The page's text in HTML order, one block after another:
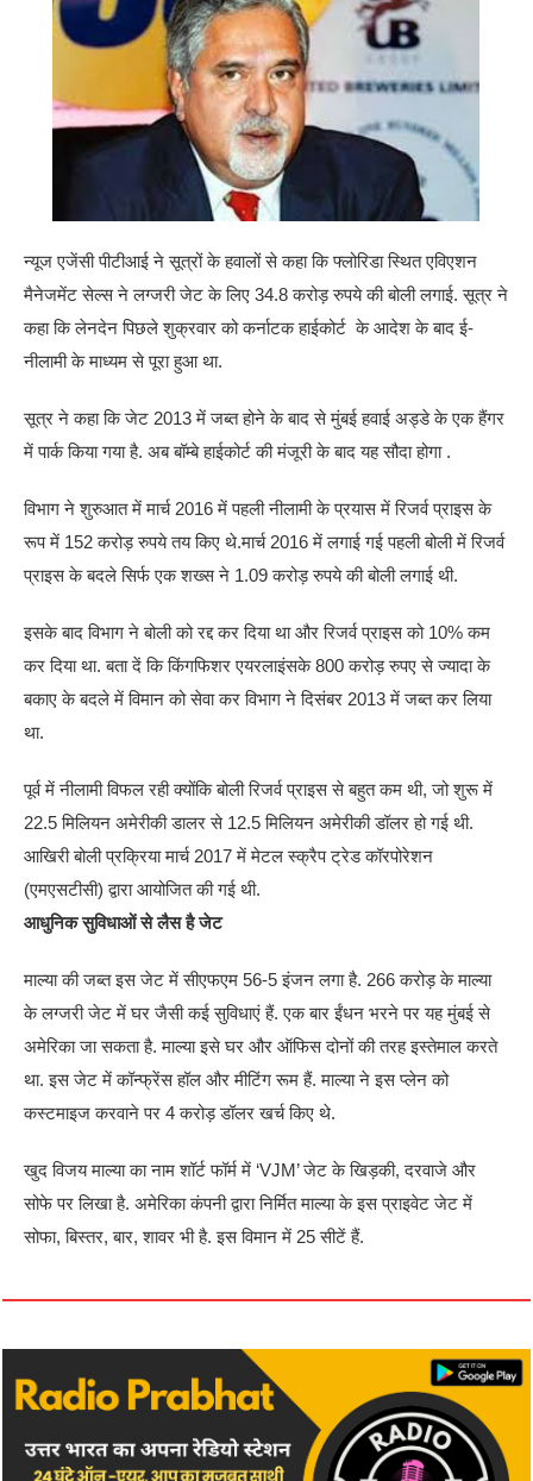
न्यूज एजेंसी पीटीआई ने सूत्रों के हवालों से कहा कि फ्लोरिडा स्थित एविएशन
मैनेजमेंट सेल्स ने लग्जरी जेट के लिए 34.8 करोड़ रुपये की बोली लगाई. सूत्र ने
कहा कि लेनदेन पिछले शुक्रवार को कर्नाटक हाईकोर्ट के आदेश के बाद ई-
नीलामी के माध्यम से पूरा हुआ था.
सूत्र ने कहा कि जेट 2013 में जब्त होने के बाद से मुंबई हवाई अड्डे के एक हैंगर
में पार्क किया गया है. अब बॉम्बे हाईकोर्ट की मंजूरी के बाद यह सौदा होगा .
विभाग ने शुरुआत में मार्च 2016 में पहली नीलामी के प्रयास में रिजर्व प्राइस के
रूप में 152 करोड़ रुपये तय किए थे.मार्च 2016 में लगाई गई पहली बोली में रिजर्व
प्राइस के बदले सिर्फ एक शख्स ने 1.09 करोड़ रुपये की बोली लगाई थी.
इसके बाद विभाग ने बोली को रद्द कर दिया था और रिजर्व प्राइस को 10% कम
कर दिया था. बता दें कि किंगफिशर एयरलाइंसके 800 करोड़ रुपए से ज्यादा के
बकाए के बदले में विमान को सेवा कर विभाग ने दिसंबर 2013 में जब्त कर लिया
था.
पूर्व में नीलामी विफल रही क्योंकि बोली रिजर्व प्राइस से बहुत कम थी, जो शुरू में
22.5 मिलियन अमेरीकी डालर से 12.5 मिलियन अमेरीकी डॉलर हो गई थी.
आखिरी बोली प्रक्रिया मार्च 2017 में मेटल स्क्रैप ट्रेड कॉरपोरेशन
(एमएसटीसी) द्वारा आयोजित की गई थी.
आधुनिक सुविधाओं से लैस है जेट
माल्या की जब्त इस जेट में सीएफएम 56-5 इंजन लगा है. 266 करोड़ के माल्या
के लग्‍जरी जेट में घर जैसी कई सुविधाएं हैं. एक बार ईंधन भरने पर यह मुंबई से
अमेरिका जा सकता है. माल्या इसे घर और ऑफिस दोनों की तरह इस्तेमाल करते
था. इस जेट में कॉन्फ्रेंस हॉल और मीटिंग रूम हैं. माल्या ने इस प्लेन को
कस्टमाइज करवाने पर 4 करोड़ डॉलर खर्च किए थे.
खुद विजय माल्या का नाम शॉर्ट फॉर्म में ‘VJM’ जेट के खिड़की, दरवाजे और
सोफे पर लिखा है. अमेरिका कंपनी द्वारा निर्मित माल्या के इस प्राइवेट जेट में
सोफा, बिस्तर, बार, शावर भी है. इस विमान में 25 सीटें हैं.